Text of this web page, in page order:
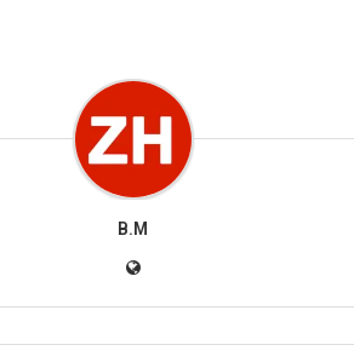
B.M